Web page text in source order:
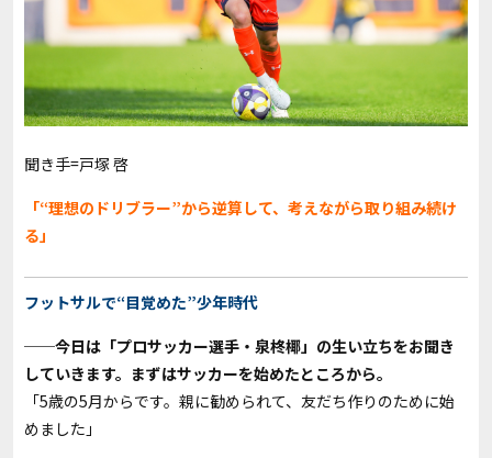
聞き手=戸塚 啓
「“理想のドリブラー”から逆算して、考えながら取り組み続け
る」
フットサルで“目覚めた”少年時代
──今日は「プロサッカー選手・泉柊椰」の生い立ちをお聞き
していきます。まずはサッカーを始めたところから。
「5歳の5月からです。親に勧められて、友だち作りのために始
めました」